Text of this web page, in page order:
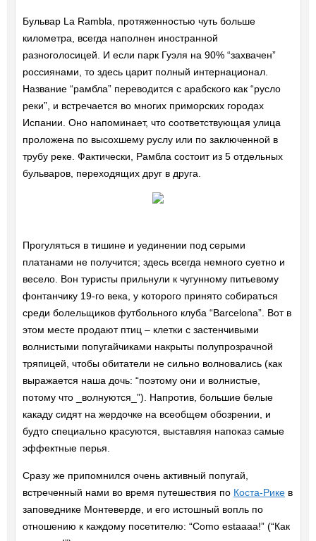
Бульвар La Rambla, протяженностью чуть больше
километра, всегда наполнен иностранной
разноголосицей. И если парк Гуэля на 90% “захвачен”
россиянами, то здесь царит полный интернационал.
Название “рамбла” переводится с арабского как “русло
реки”, и встречается во многих приморских городах
Испании. Оно напоминает, что соответствующая улица
проложена по высохшему руслу или по заключенной в
трубу реке. Фактически, Рамбла состоит из 5 отдельных
бульваров, переходящих друг в друга.
Прогуляться в тишине и уединении под серыми
платанами не получится; здесь всегда немного суетно и
весело. Вон туристы прильнули к чугунному питьевому
фонтанчику 19-го века, у которого принято собираться
среди болельщиков футбольного клуба “Barcelona”. Вот в
этом месте продают птиц – клетки с застенчивыми
волнистыми попугайчиками накрыты полупрозрачной
тряпицей, чтобы обитатели не сильно волновались (как
выражается наша дочь: “поэтому они и волнистые,
потому что _волнуются_”). Напротив, большие белые
какаду сидят на жердочке на всеобщем обозрении, и
будто специально красуются, выставляя напоказ самые
эффектные перья.
Сразу же припомнился очень активный попугай,
встреченный нами во время путешествия по Коста-Рикев
заповеднике Монтеверде, и его истошный вопль по
отношению к каждому посетителю: “Como estaaaa!” (“Как